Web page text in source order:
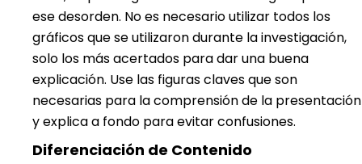
ese desorden. No es necesario utilizar todos los
gráficos que se utilizaron durante la investigación,
solo los más acertados para dar una buena
explicación. Use las figuras claves que son
necesarias para la comprensión de la presentación
y explica a fondo para evitar confusiones.
Diferenciación de Contenido